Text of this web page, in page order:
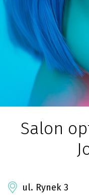
Salon
ul. Rynek 3